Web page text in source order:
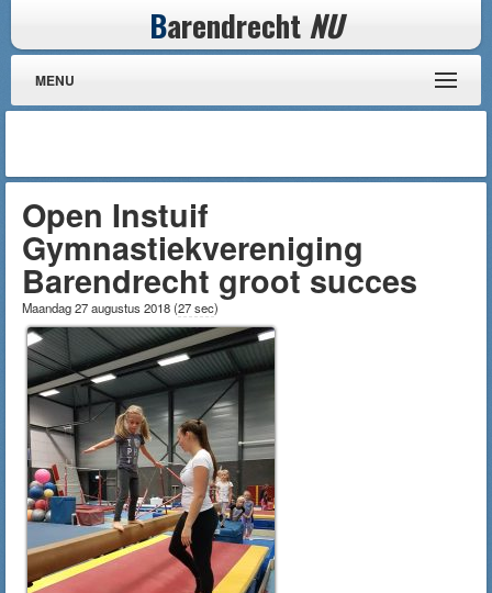
Barendrecht NU
MENU
Open Instuif
Gymnastiekvereniging
Barendrecht groot succes
Maandag 27 augustus 2018(27 sec)